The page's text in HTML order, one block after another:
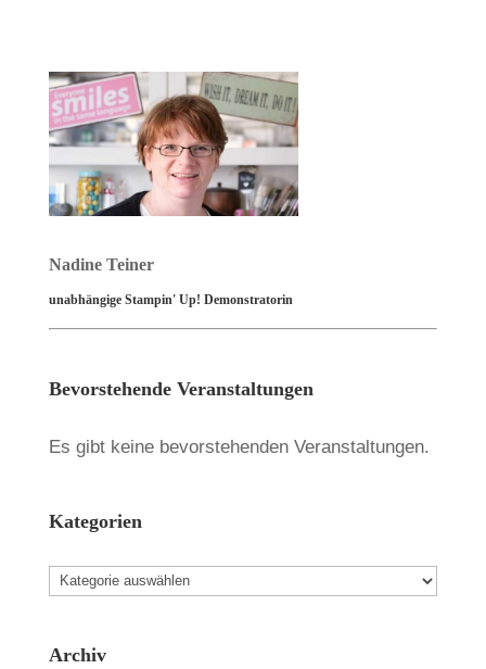
Nadine Teiner
unabhängige Stampin' Up! Demonstratorin
Bevorstehende Veranstaltungen
Es gibt keine bevorstehenden Veranstaltungen.
Kategorien
Kategorien
Archiv